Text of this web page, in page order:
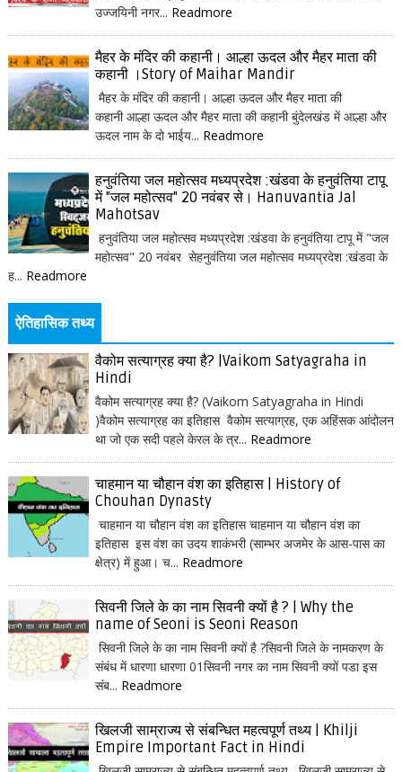
उज्जयिनी नगर... Readmore
मैहर के मंदिर की कहानी। आल्हा ऊदल और मैहर माता की
कहानी ।Story of Maihar Mandir
मैहर के मंदिर की कहानी। आल्हा ऊदल और मैहर माता की
कहानी आल्हा ऊदल और मैहर माता की कहानी बुंदेलखंड में आल्हा और
ऊदल नाम के दो भाईय... Readmore
हनुवंतिया जल महोत्सव मध्यप्रदेश :खंडवा के हनुवंतिया टापू
में "जल महोत्सव" 20 नवंबर से। Hanuvantia Jal
Mahotsav
हनुवंतिया जल महोत्सव मध्यप्रदेश :खंडवा के हनुवंतिया टापू में "जल
महोत्सव" 20 नवंबर सेहनुवंतिया जल महोत्सव मध्यप्रदेश :खंडवा के
ह... Readmore
ऐतिहासिक तथ्य
वैकोम सत्याग्रह क्या है? |Vaikom Satyagraha in
Hindi
वैकोम सत्याग्रह क्या है? (Vaikom Satyagraha in Hindi
)वैकोम सत्याग्रह का इतिहास वैकोम सत्याग्रह, एक अहिंसक आंदोलन
था जो एक सदी पहले केरल के त्र... Readmore
चाहमान या चौहान वंश का इतिहास | History of
Chouhan Dynasty
चाहमान या चौहान वंश का इतिहास चाहमान या चौहान वंश का
इतिहास इस वंश का उदय शाकंभरी (साम्भर अजमेर के आस-पास का
क्षेत्र) में हुआ। च... Readmore
सिवनी जिले के का नाम सिवनी क्यों है ? | Why the
name of Seoni is Seoni Reason
सिवनी जिले के का नाम सिवनी क्यों है ?सिवनी जिले के नामकरण के
संबंध में धारणा धारणा 01सिवनी नगर का नाम सिवनी क्यों पडा इस
संब... Readmore
खिलजी साम्राज्य से संबन्धित महत्वपूर्ण तथ्य | Khilji
Empire Important Fact in Hindi